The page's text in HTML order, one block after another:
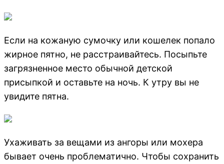
Если на кожаную сумочку или кошелек попало
жирное пятно, не расстраивайтесь. Посыпьте
загрязненное место обычной детской
присыпкой и оставьте на ночь. К утру вы не
увидите пятна.
Ухаживать за вещами из ангоры или мохера
бывает очень проблематично. Чтобы сохранить